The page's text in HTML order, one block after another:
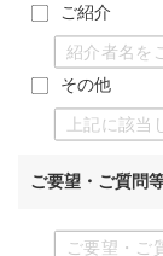
ご紹介
その他
ご要望・ご質問